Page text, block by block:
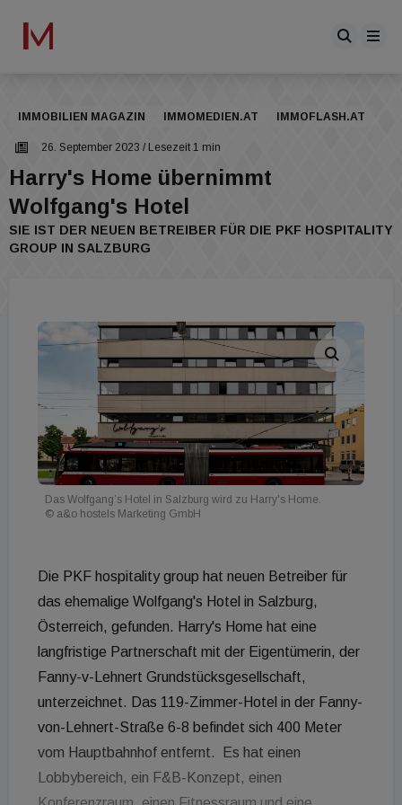
IMMOBILIEN MAGAZIN IMMOMEDIEN.AT IMMOFLASH.AT
26. September 2023 / Lesezeit 1 min
Harry's Home übernimmt
Wolfgang's Hotel
SIE IST DER NEUEN BETREIBER FÜR DIE PKF HOSPITALITY
GROUP IN SALZBURG
Das Wolfgang’s Hotel in Salzburg wird zu Harry's Home.
© a&o hostels Marketing GmbH
Die PKF hospitality group hat neuen Betreiber für
das ehemalige Wolfgang's Hotel in Salzburg,
Österreich, gefunden. Harry's Home hat eine
langfristige Partnerschaft mit der Eigentümerin, der
Fanny-v-Lehnert Grundstücksgesellschaft,
unterzeichnet. Das 119-Zimmer-Hotel in der Fanny-
von-Lehnert-Straße 6-8 befindet sich 400 Meter
vom Hauptbahnhof entfernt. Es hat einen
Lobbybereich, ein F&B-Konzept, einen